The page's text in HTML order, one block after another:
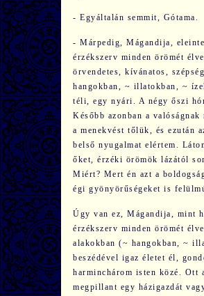
- Egyáltalán semmit, Gótama.
- Márpedig, Mágandija,
érzékszerv minden örömét
örvendetes, kívánatos,
hangokban, ~ illatokban, ~
téli, egy nyári. A négy őszi
Később azonban a
a menekvést tőlük, és ezután
belső nyugalmat elértem.
őket, érzéki örömök lázától
Miért? Mert én azt a
égi gyönyörűségeket is
Úgy van ez, Mágandija, mint
érzékszerv minden örömét
alakokban (~ hangokban, ~
beszédével igaz életet él,
harminchárom isten közé. Ott
megpillant egy házigazdát